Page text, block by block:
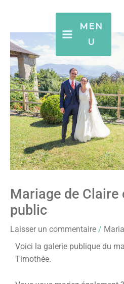
contenu
MEN
U
Mariage de Claire
public
Laisser un commentaire /
Voici la galerie publique du
Timothée.